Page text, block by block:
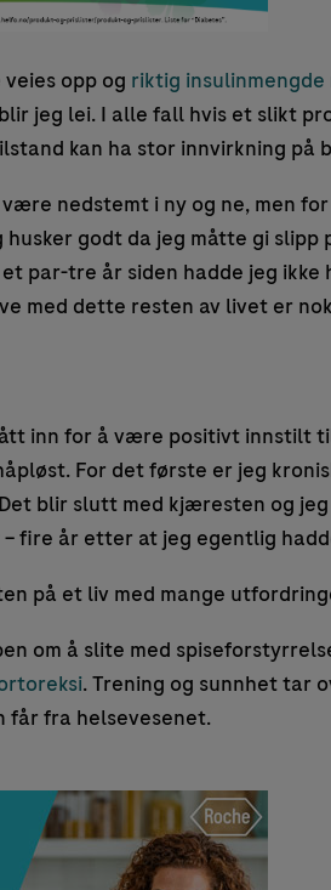
opp og riktig
jeg lei. I alle fall hvis et slikt
kan ha stor innvirkning på
nedstemt i ny og ne, men
godt da jeg måtte gi
par-tre år siden hadde jeg ikke
med dette resten av livet er
inn for å være positivt innstilt
For det første er jeg
blir slutt med kjæresten og
– fire år etter at jeg egentlig
på et liv med mange
om å slite med
. Trening og sunnhet tar
får fra helsevesenet.